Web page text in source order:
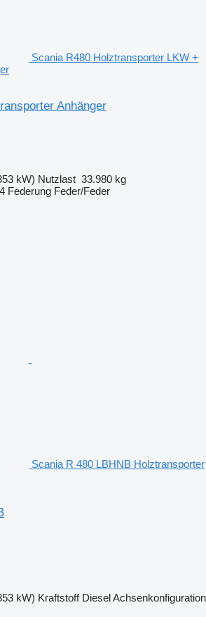
Scania R480 Holztransporter LKW +
Anhänger
kW) Nutzlast 33.980 kg
Federung Feder/Feder
Scania R 480 LBHNB Holztransporter
kW) Kraftstoff DieselAchsenkonfiguration